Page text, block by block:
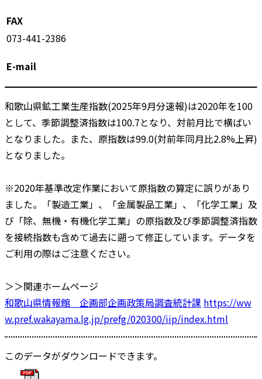
FAX
073-441-2386
E-mail
和歌山県鉱工業生産指数(2025年9月分速報)は2020年を100
として、季節調整済指数は100.7となり、対前月比で横ばい
となりました。また、原指数は99.0(対前年同月比2.8%上昇)
となりました。
※2020年基準改定作業において原指数の算定に誤りがあり
ました。「製造工業」、「金属製品工業」、「化学工業」及
び「除、無機・有機化学工業」の原指数及び季節調整済指数
を接続指数も含めて過去に遡って修正しています。データを
ご利用の際はご注意ください。
＞＞関連ホームページ
和歌山県情報館 企画部企画政策局調査統計課 https://ww
w.pref.wakayama.lg.jp/prefg/020300/iip/index.html
このデータがダウンロードできます。